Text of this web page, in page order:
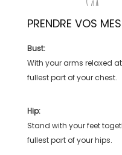
PRENDRE VOS
Bust:
With your arms relaxed
fullest part of your chest.
Hip:
Stand with your feet
fullest part of your hips.